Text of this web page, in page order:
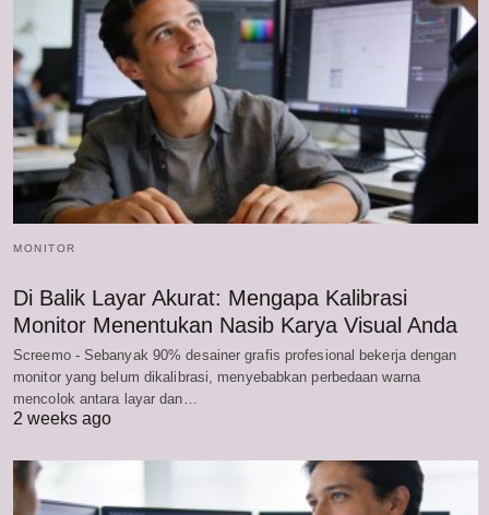
MONITOR
Di Balik Layar Akurat: Mengapa Kalibrasi
Monitor Menentukan Nasib Karya Visual Anda
Screemo - Sebanyak 90% desainer grafis profesional bekerja dengan
monitor yang belum dikalibrasi, menyebabkan perbedaan warna
mencolok antara layar dan…
2 weeks ago